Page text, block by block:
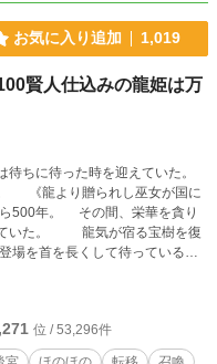
お気に入り追加 1,019
賢人仕込みの龍姫は万
ちに待った時を迎えていた。
《龍より贈られし巫女が国に
500年。 その間、栄華を貪り
ていた。 龍気が宿る宝樹を復
を首を長くして待っている。
全無双な美しい娘。 ちょっ
の姿をご覧あれ。 ーーー
せん。 広い心で見逃して下さ
位 / 53,296件